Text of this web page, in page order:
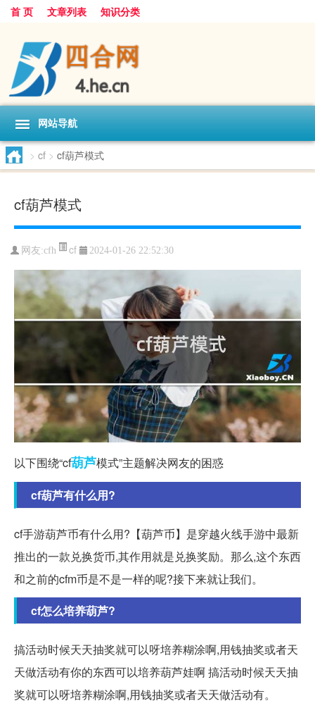
首 页 文章列表 知识分类
网站导航
> cf > cf葫芦模式
cf葫芦模式
网友:cfh cf 2024-01-26 22:52:30
以下围绕“cf葫芦模式”主题解决网友的困惑
cf葫芦有什么用?
cf手游葫芦币有什么用?【葫芦币】是穿越火线手游中最新
推出的一款兑换货币,其作用就是兑换奖励。那么,这个东西
和之前的cfm币是不是一样的呢?接下来就让我们。
cf怎么培养葫芦?
搞活动时候天天抽奖就可以呀培养糊涂啊,用钱抽奖或者天
天做活动有你的东西可以培养葫芦娃啊 搞活动时候天天抽
奖就可以呀培养糊涂啊,用钱抽奖或者天天做活动有。